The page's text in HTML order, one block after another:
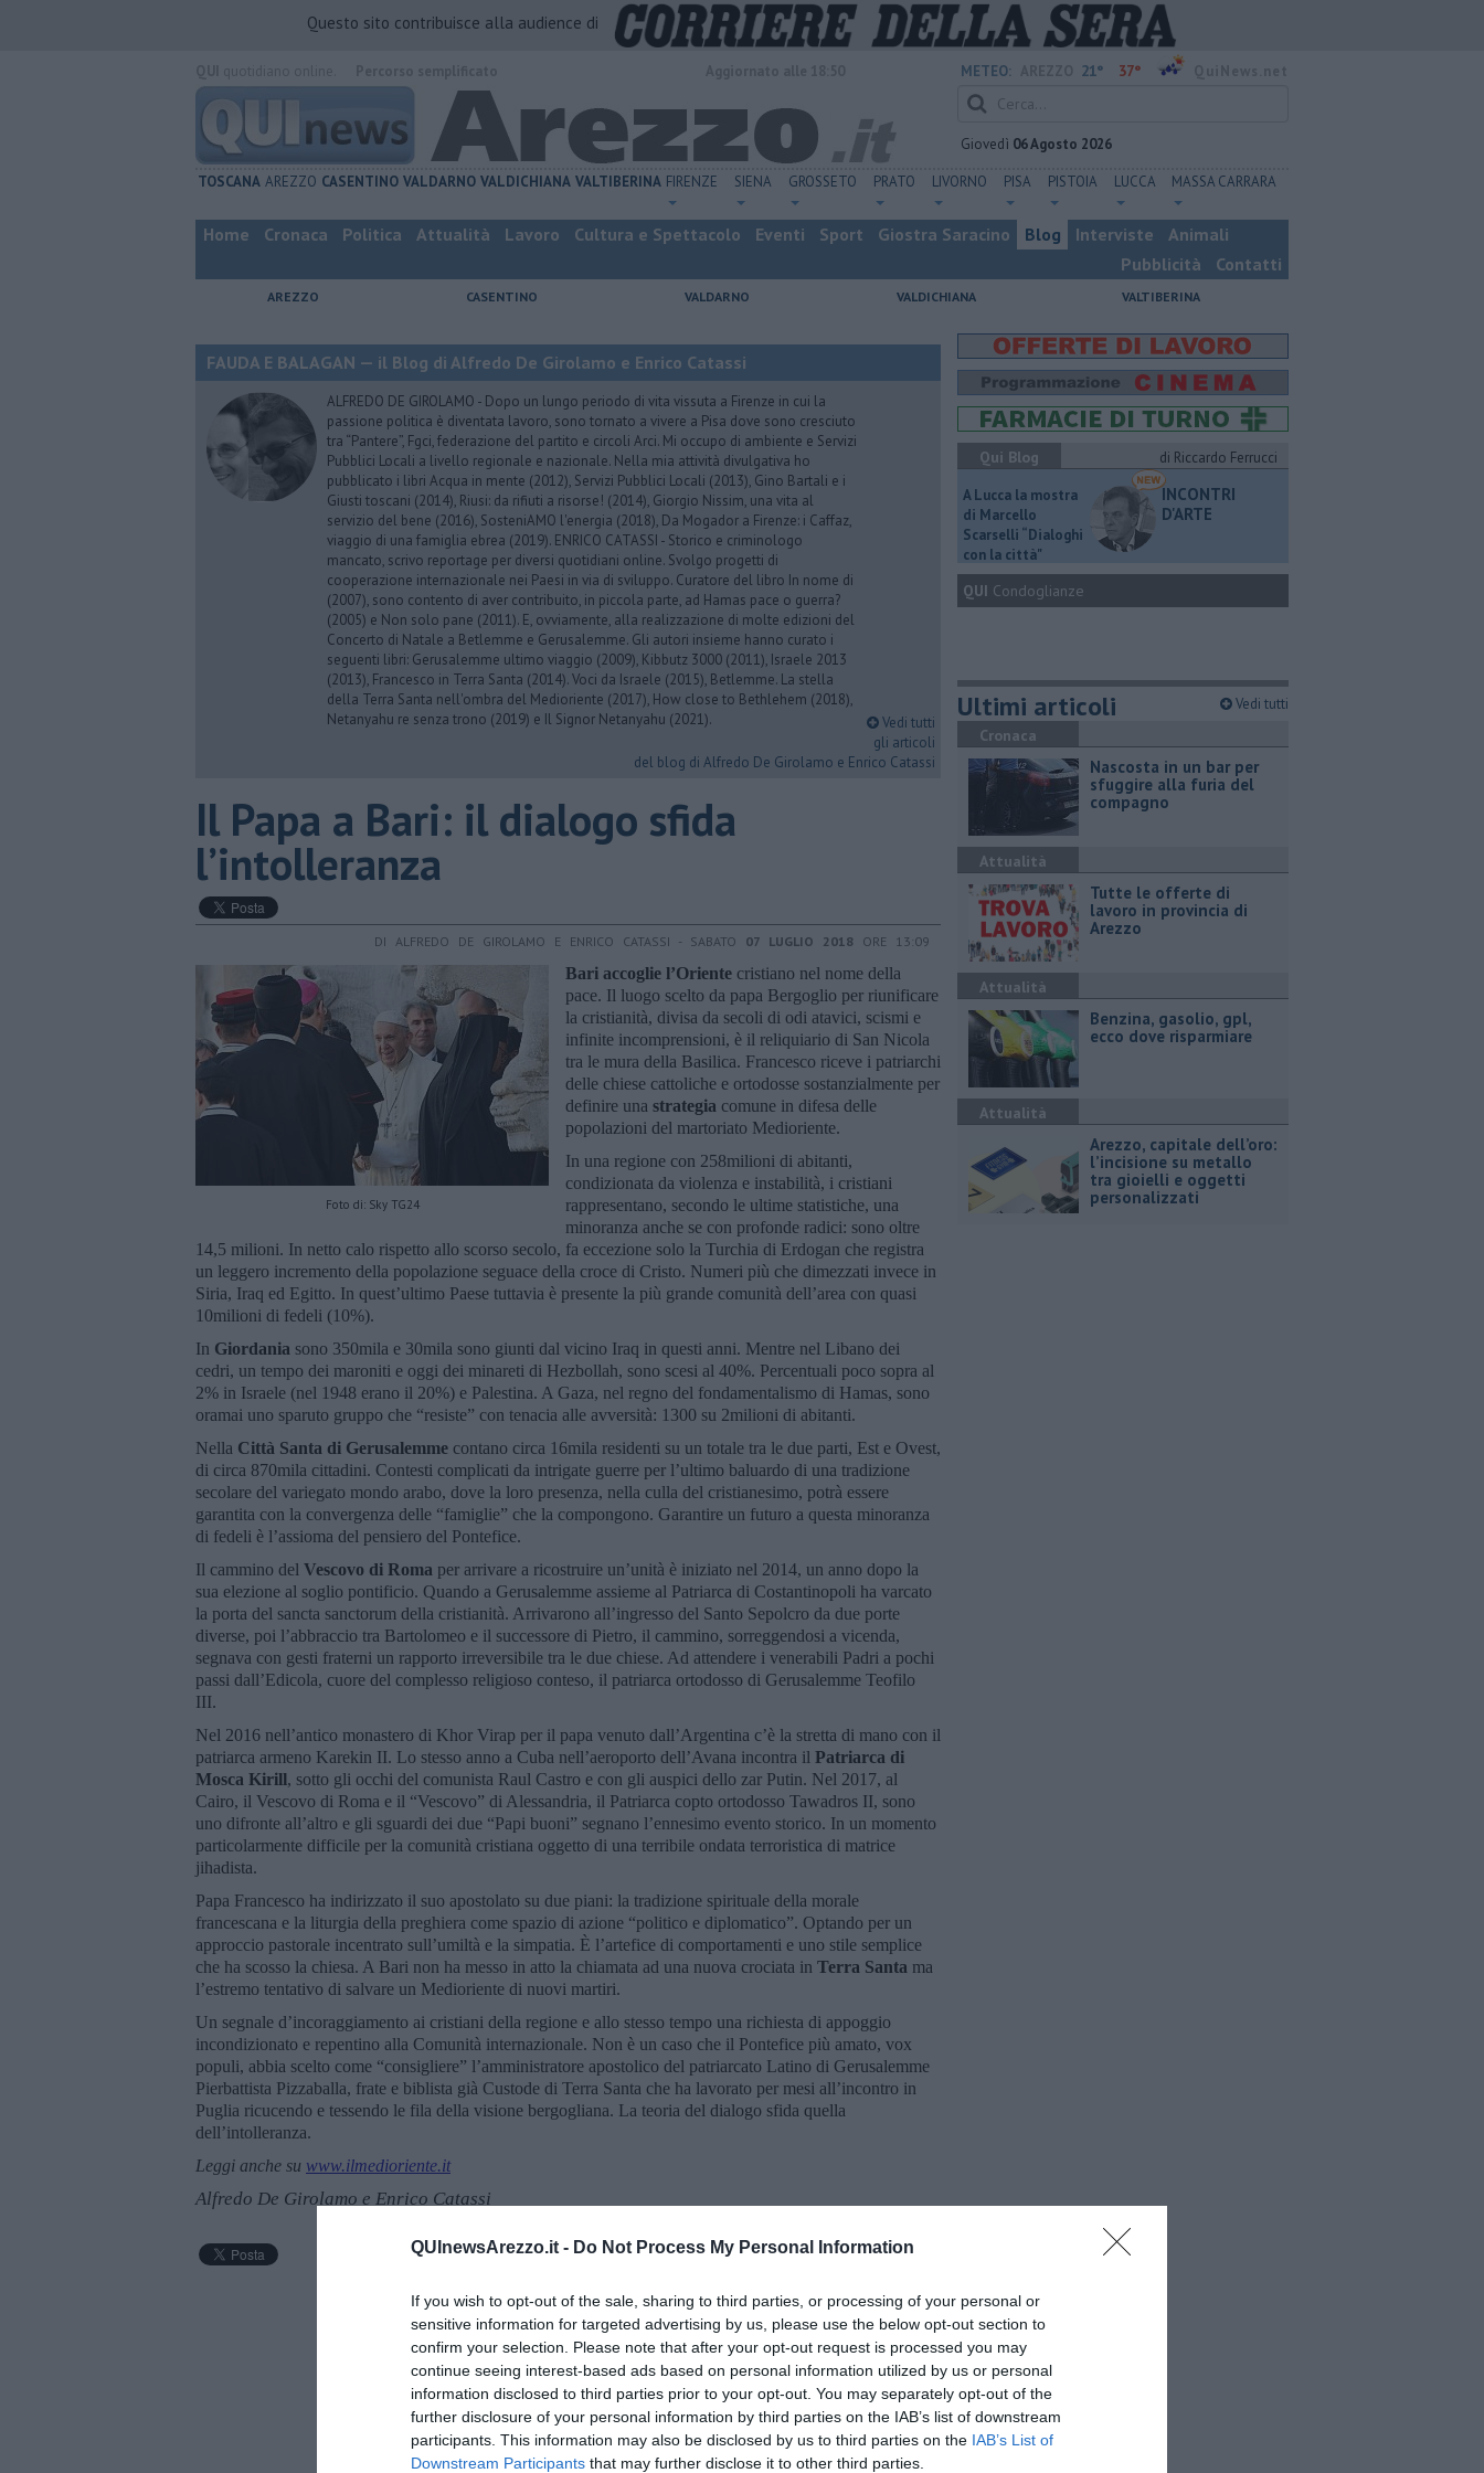
QUInewsArezzo.it - Do Not Process My Personal Information
If you wish to opt-out of the sale, sharing to third parties, or processing of your personal or
sensitive information for targeted advertising by us, please use the below opt-out section to
confirm your selection. Please note that after your opt-out request is processed you may
continue seeing interest-based ads based on personal information utilized by us or personal
information disclosed to third parties prior to your opt-out. You may separately opt-out of the
further disclosure of your personal information by third parties on the IAB’s list of downstream
participants. This information may also be disclosed by us to third parties on the IAB’s List of
Downstream Participants that may further disclose it to other third parties.
Questo sito contribuisce alla audience di
METEO: 21° 37°
Giovedì 06 Agosto 2026
TOSCANA AREZZO CASENTINO VALDARNO VALDICHIANA VALTIBERINA FIRENZE SIENA GROSSETO PRATO LIVORNO PISA PISTOIA LUCCA MASSA CARRARA
Home Cronaca Politica Attualità Lavoro Cultura e Spettacolo Eventi Sport Giostra Saracino Blog Interviste
Animali
Pubblicità
Contatti
AREZZO CASENTINO VALDARNO VALDICHIANA VALTIBERINA
FAUDA E BALAGAN — il Blog di Alfredo De Girolamo e Enrico Catassi
ALFREDO DE GIROLAMO - Dopo un lungo periodo di vita vissuta a Firenze in cui la
passione politica è diventata lavoro, sono tornato a vivere a Pisa dove sono cresciuto
tra “Pantere”, Fgci, federazione del partito e circoli Arci. Mi occupo di ambiente e Servizi
Pubblici Locali a livello regionale e nazionale. Nella mia attività divulgativa ho
pubblicato i libri Acqua in mente (2012), Servizi Pubblici Locali (2013), Gino Bartali e i
Giusti toscani (2014), Riusi: da rifiuti a risorse! (2014), Giorgio Nissim, una vita al
servizio del bene (2016), SosteniAMO l'energia (2018), Da Mogador a Firenze: i Caffaz,
viaggio di una famiglia ebrea (2019). ENRICO CATASSI - Storico e criminologo
mancato, scrivo reportage per diversi quotidiani online. Svolgo progetti di
cooperazione internazionale nei Paesi in via di sviluppo. Curatore del libro In nome di
(2007), sono contento di aver contribuito, in piccola parte, ad Hamas pace o guerra?
(2005) e Non solo pane (2011). E, ovviamente, alla realizzazione di molte edizioni del
Concerto di Natale a Betlemme e Gerusalemme. Gli autori insieme hanno curato i
seguenti libri: Gerusalemme ultimo viaggio (2009), Kibbutz 3000 (2011), Israele 2013
(2013), Francesco in Terra Santa (2014). Voci da Israele (2015), Betlemme. La stella
della Terra Santa nell'ombra del Medioriente (2017), How close to Bethlehem (2018),
Netanyahu re senza trono (2019) e Il Signor Netanyahu (2021).
Vedi tutti
gli articoli
del blog di Alfredo De Girolamo e Enrico Catassi
Il Papa a Bari: il dialogo sfida
l’intolleranza
DI ALFREDO DE GIROLAMO E ENRICO CATASSI - SABATO 07 LUGLIO 2018 ORE 13:09
Foto di: Sky TG24
Bari accoglie l’Oriente cristiano nel nome della
pace. Il luogo scelto da papa Bergoglio per riunificare
la cristianità, divisa da secoli di odi atavici, scismi e
infinite incomprensioni, è il reliquiario di San Nicola
tra le mura della Basilica. Francesco riceve i patriarchi
delle chiese cattoliche e ortodosse sostanzialmente per
definire una strategia comune in difesa delle
popolazioni del martoriato Medioriente.
In una regione con 258milioni di abitanti,
condizionata da violenza e instabilità, i cristiani
rappresentano, secondo le ultime statistiche, una
minoranza anche se con profonde radici: sono oltre
14,5 milioni. In netto calo rispetto allo scorso secolo, fa eccezione solo la Turchia di Erdogan che registra
un leggero incremento della popolazione seguace della croce di Cristo. Numeri più che dimezzati invece in
Siria, Iraq ed Egitto. In quest’ultimo Paese tuttavia è presente la più grande comunità dell’area con quasi
10milioni di fedeli (10%).
In Giordania sono 350mila e 30mila sono giunti dal vicino Iraq in questi anni. Mentre nel Libano dei
cedri, un tempo dei maroniti e oggi dei minareti di Hezbollah, sono scesi al 40%. Percentuali poco sopra al
2% in Israele (nel 1948 erano il 20%) e Palestina. A Gaza, nel regno del fondamentalismo di Hamas, sono
oramai uno sparuto gruppo che “resiste” con tenacia alle avversità: 1300 su 2milioni di abitanti.
Nella Città Santa di Gerusalemme contano circa 16mila residenti su un totale tra le due parti, Est e Ovest,
di circa 870mila cittadini. Contesti complicati da intrigate guerre per l’ultimo baluardo di una tradizione
secolare del variegato mondo arabo, dove la loro presenza, nella culla del cristianesimo, potrà essere
garantita con la convergenza delle “famiglie” che la compongono. Garantire un futuro a questa minoranza
di fedeli è l’assioma del pensiero del Pontefice.
Il cammino del Vescovo di Roma per arrivare a ricostruire un’unità è iniziato nel 2014, un anno dopo la
sua elezione al soglio pontificio. Quando a Gerusalemme assieme al Patriarca di Costantinopoli ha varcato
la porta del sancta sanctorum della cristianità. Arrivarono all’ingresso del Santo Sepolcro da due porte
diverse, poi l’abbraccio tra Bartolomeo e il successore di Pietro, il cammino, sorreggendosi a vicenda,
segnava con gesti fraterni un rapporto irreversibile tra le due chiese. Ad attendere i venerabili Padri a pochi
passi dall’Edicola, cuore del complesso religioso conteso, il patriarca ortodosso di Gerusalemme Teofilo
III.
Nel 2016 nell’antico monastero di Khor Virap per il papa venuto dall’Argentina c’è la stretta di mano con il
patriarca armeno Karekin II. Lo stesso anno a Cuba nell’aeroporto dell’Avana incontra il Patriarca di
Mosca Kirill, sotto gli occhi del comunista Raul Castro e con gli auspici dello zar Putin. Nel 2017, al
Cairo, il Vescovo di Roma e il “Vescovo” di Alessandria, il Patriarca copto ortodosso Tawadros II, sono
uno difronte all’altro e gli sguardi dei due “Papi buoni” segnano l’ennesimo evento storico. In un momento
particolarmente difficile per la comunità cristiana oggetto di una terribile ondata terroristica di matrice
jihadista.
Papa Francesco ha indirizzato il suo apostolato su due piani: la tradizione spirituale della morale
francescana e la liturgia della preghiera come spazio di azione “politico e diplomatico”. Optando per un
approccio pastorale incentrato sull’umiltà e la simpatia. È l’artefice di comportamenti e uno stile semplice
che ha scosso la chiesa. A Bari non ha messo in atto la chiamata ad una nuova crociata in Terra Santa ma
l’estremo tentativo di salvare un Medioriente di nuovi martiri.
Un segnale d’incoraggiamento ai cristiani della regione e allo stesso tempo una richiesta di appoggio
incondizionato e repentino alla Comunità internazionale. Non è un caso che il Pontefice più amato, vox
populi, abbia scelto come “consigliere” l’amministratore apostolico del patriarcato Latino di Gerusalemme
Pierbattista Pizzaballa, frate e biblista già Custode di Terra Santa che ha lavorato per mesi all’incontro in
Puglia ricucendo e tessendo le fila della visione bergogliana. La teoria del dialogo sfida quella
dell’intolleranza.
Leggi anche su www.ilmedioriente.it
Alfredo De Girolamo e Enrico Catassi
Qui Blog
di Riccardo Ferrucci
A Lucca la mostra
di Marcello
Scarselli “Dialoghi
con la città"
INCONTRI
D'ARTE
QUI Condoglianze
Ultimi articoli Vedi tutti
Cronaca
Nascosta in un bar per
sfuggire alla furia del
compagno
Attualità
​Tutte le offerte di
lavoro in provincia di
Arezzo
Attualità
​Benzina, gasolio, gpl,
ecco dove risparmiare
Attualità
Arezzo, capitale dell’oro:
l’incisione su metallo
tra gioielli e oggetti
personalizzati